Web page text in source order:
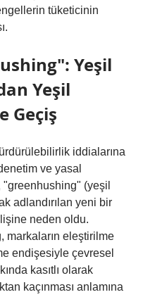
tüketicinin
Yeşil
Yeşil
Geçiş
iddialarına
ve yasal
(yeşil
adlandırılan yeni bir
neden oldu.
markaların eleştirilme
endişesiyle çevresel
kasıtlı olarak
kaçınması anlamına